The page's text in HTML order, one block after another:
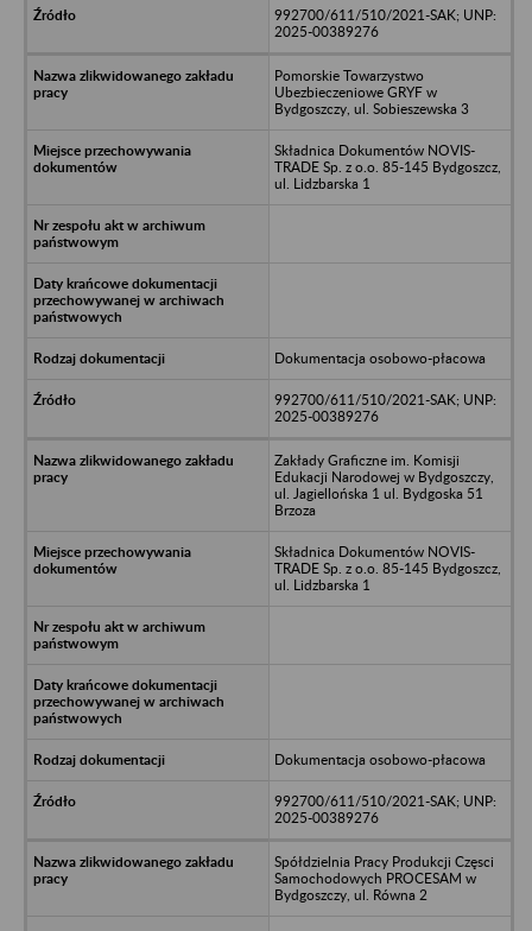
992700/611/510/2021-SAK; UNP:
2025-00389276
Pomorskie Towarzystwo
Ubezbieczeniowe GRYF w
Bydgoszczy, ul. Sobieszewska 3
Składnica Dokumentów NOVIS-
TRADE Sp. z o.o. 85-145 Bydgoszcz,
ul. Lidzbarska 1
Dokumentacja osobowo-płacowa
992700/611/510/2021-SAK; UNP:
2025-00389276
Zakłady Graficzne im. Komisji
Edukacji Narodowej w Bydgoszczy,
ul. Jagiellońska 1 ul. Bydgoska 51
Brzoza
Składnica Dokumentów NOVIS-
TRADE Sp. z o.o. 85-145 Bydgoszcz,
ul. Lidzbarska 1
Dokumentacja osobowo-płacowa
992700/611/510/2021-SAK; UNP:
2025-00389276
Spółdzielnia Pracy Produkcji Częsci
Samochodowych PROCESAM w
Bydgoszczy, ul. Równa 2